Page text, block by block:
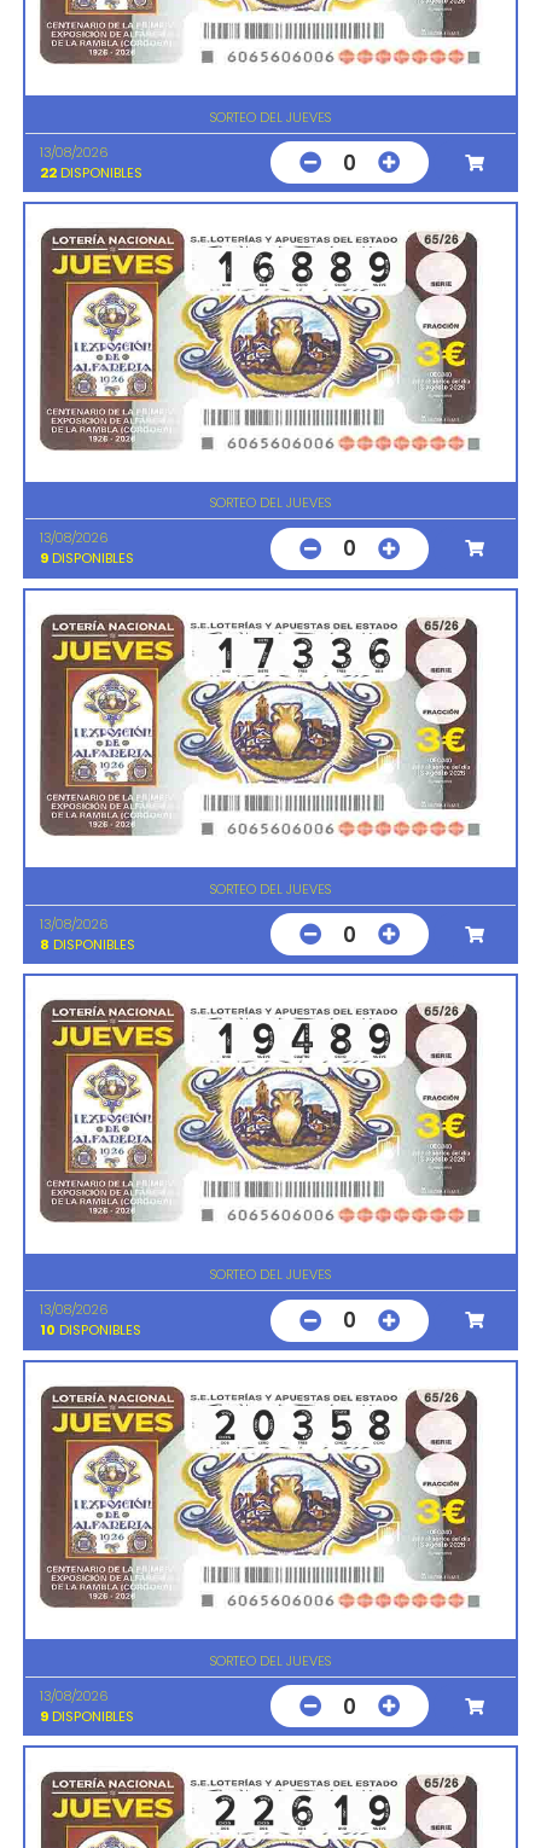
SORTEO DEL JUEVES
13/08/2026
22 DISPONIBLES 0
SORTEO DEL JUEVES
13/08/2026
9 DISPONIBLES 0
SORTEO DEL JUEVES
13/08/2026
8 DISPONIBLES 0
SORTEO DEL JUEVES
13/08/2026
10 DISPONIBLES 0
SORTEO DEL JUEVES
13/08/2026
9 DISPONIBLES 0